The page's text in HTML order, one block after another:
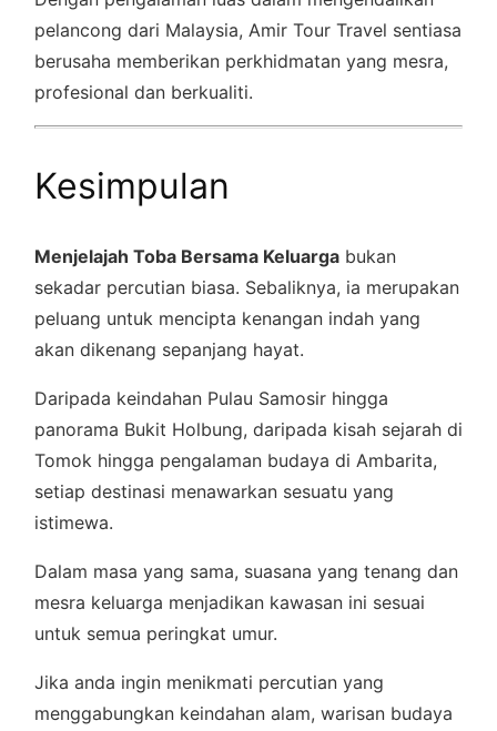
pelancong dari Malaysia, Amir Tour Travel sentiasa
berusaha memberikan perkhidmatan yang mesra,
profesional dan berkualiti.
Kesimpulan
Menjelajah Toba Bersama Keluarga bukan
sekadar percutian biasa. Sebaliknya, ia merupakan
peluang untuk mencipta kenangan indah yang
akan dikenang sepanjang hayat.
Daripada keindahan Pulau Samosir hingga
panorama Bukit Holbung, daripada kisah sejarah di
Tomok hingga pengalaman budaya di Ambarita,
setiap destinasi menawarkan sesuatu yang
istimewa.
Dalam masa yang sama, suasana yang tenang dan
mesra keluarga menjadikan kawasan ini sesuai
untuk semua peringkat umur.
Jika anda ingin menikmati percutian yang
menggabungkan keindahan alam, warisan budaya